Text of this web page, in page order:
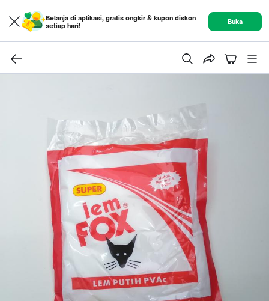
Belanja di aplikasi, gratis ongkir & kupon diskon
setiap hari!
Buka